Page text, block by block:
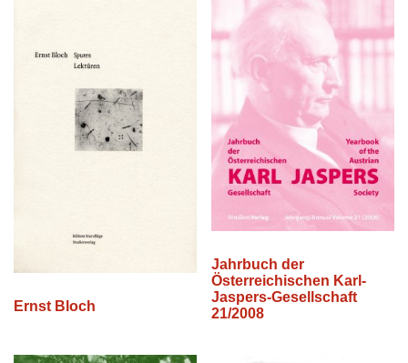
Ernst Bloch
Jahrbuch der
Österreichischen Karl-
Jaspers-Gesellschaft
21/2008